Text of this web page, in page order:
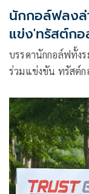
นักกอล์ฟลงล่
แข่ง'ทรัสต์กอ
เลย์ฯ
บรรดานักกอล์ฟทั้ง
ร่วมแข่งขัน ทรัสต์ก
15 พฤษภาคมนี้ เต็มโควต้า ทั้งสองสนามเล่
กอล์ฟ รีสอร์ท จ.ฉะเชิงเทรา ชิงเงินรางวัลร
และให้สิทธิ์แชมป์ร
รายการใหญ่ เอเชี
นักกอล์ฟชายและห